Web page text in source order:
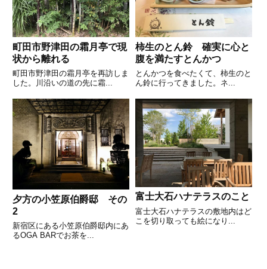
町田市野津田の霜月亭で現
状から離れる
町田市野津田の霜月亭を再訪しま
した。川沿いの道の先に霜...
柿生のとん鈴 確実に心と
腹を満たすとんかつ
とんかつを食べたくて、柿生のと
ん鈴に行ってきました。ネ...
夕方の小笠原伯爵邸 その
2
新宿区にある小笠原伯爵邸内にあ
るOGA BARでお茶を...
富士大石ハナテラスのこと
富士大石ハナテラスの敷地内はど
こを切り取っても絵になり...